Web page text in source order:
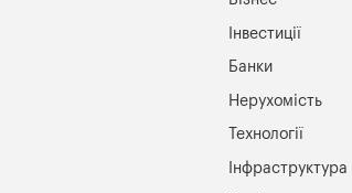
Інвестиції
Банки
Нерухомість
Технології
Інфраструктура